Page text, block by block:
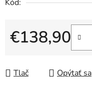
Kód:
€138,90
Tlač Opýtať sa